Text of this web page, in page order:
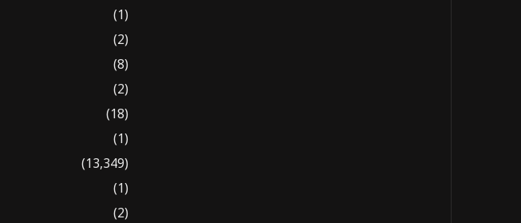
(1)
(2)
(8)
(2)
(18)
(1)
(13,349)
(1)
(2)